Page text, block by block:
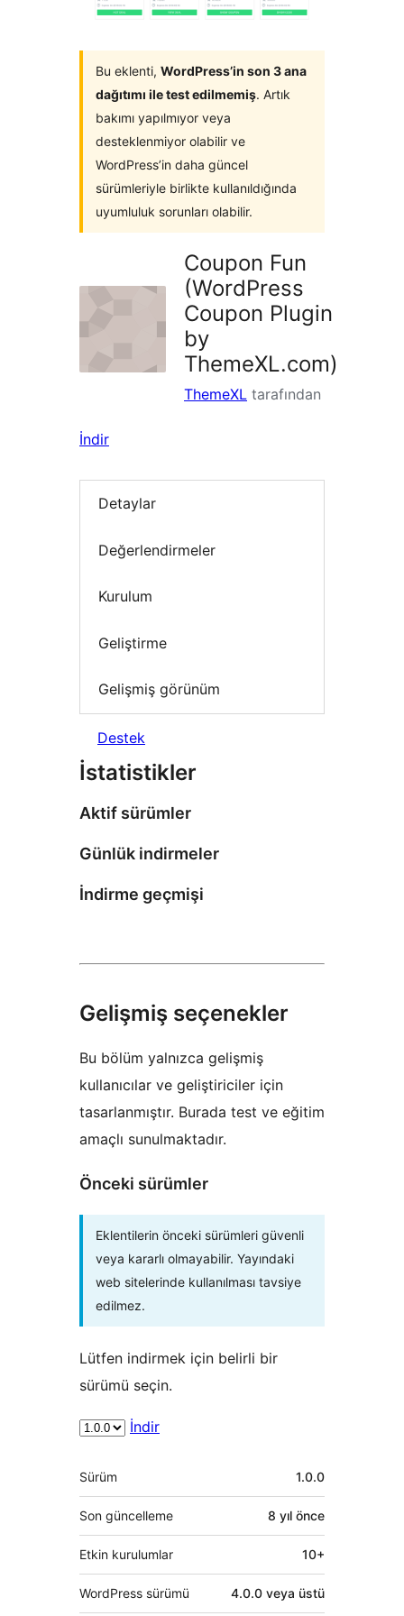
Bu eklenti, WordPress’in son 3 ana
dağıtımı ile test edilmemiş. Artık
bakımı yapılmıyor veya
desteklenmiyor olabilir ve
WordPress’in daha güncel
sürümleriyle birlikte kullanıldığında
uyumluluk sorunları olabilir.
Coupon Fun
(WordPress
Coupon Plugin
by
ThemeXL.com)
ThemeXL tarafından
İndir
Detaylar
Değerlendirmeler
Kurulum
Geliştirme
Gelişmiş görünüm
Destek
İstatistikler
Aktif sürümler
Günlük indirmeler
İndirme geçmişi
Gelişmiş seçenekler
Bu bölüm yalnızca gelişmiş
kullanıcılar ve geliştiriciler için
tasarlanmıştır. Burada test ve eğitim
amaçlı sunulmaktadır.
Önceki sürümler
Eklentilerin önceki sürümleri güvenli
veya kararlı olmayabilir. Yayındaki
web sitelerinde kullanılması tavsiye
edilmez.
Lütfen indirmek için belirli bir
sürümü seçin.
İndir
Meta
Sürüm 1.0.0
Son güncelleme 8 yıl önce
Etkin kurulumlar 10+
WordPress sürümü 4.0.0 veya üstü